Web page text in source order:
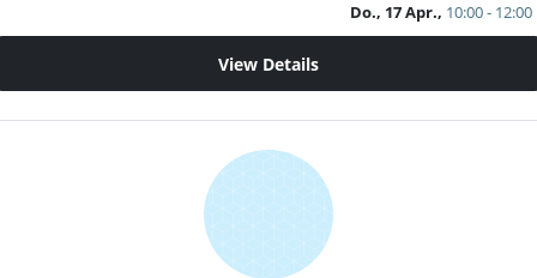
Do., 17 Apr., 10:00 - 12:00
View Details